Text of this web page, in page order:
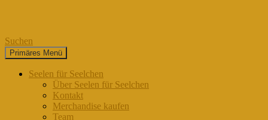
Seelen für Seelchen
Suchen
Primäres Menü
Seelen für Seelchen
Über Seelen für Seelchen
Kontakt
Merchandise kaufen
Team